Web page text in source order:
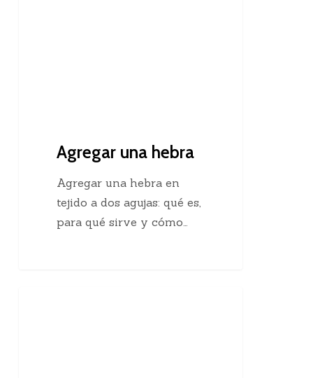
Agregar una hebra
Agregar una hebra en
tejido a dos agujas: qué es,
para qué sirve y cómo…